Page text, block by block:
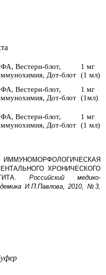
Вестерн-блот,
Дот-блот
1 мг
(1 мл)
Вестерн-блот,
Дот-блот
1 мг
(1мл)
Вестерн-блот,
Дот-блот
1 мг
(1 мл)
ХРОНИЧЕСКОГО
Российский медико-
И.П.Павлова, 2010, №3,